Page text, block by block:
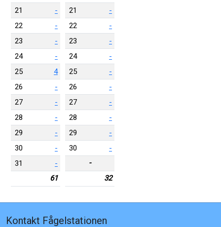
21
-
22
-
23
-
24
-
25
4
26
-
27
-
28
-
29
-
30
-
31
-
61
21
-
22
-
23
-
24
-
25
-
26
-
27
-
28
-
29
-
30
-
-
32
Kontakt Fågelstationen